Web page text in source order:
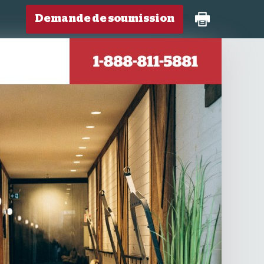
Demande de soumission